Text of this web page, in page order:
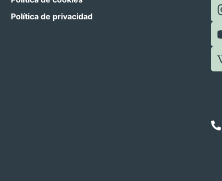
Política de privacidad